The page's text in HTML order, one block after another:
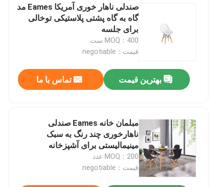
صندلی ناهار خوری آمریکا Eames مد
گاه به گاه پشتی پلاستیکی توخالی
برای جلسه
MOQ：400 ست
قیمت：negotiable
بهترین قیمت تماس با ما
مبلمان خانه Eames صندلی
ناهارخوری چند رنگ به سبک
مینیمالیستی برای آشپزخانه
MOQ：200 عدد
قیمت：negotiable